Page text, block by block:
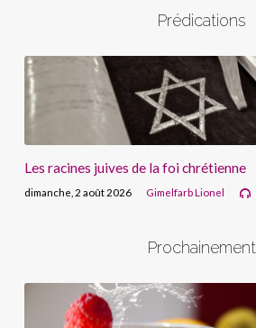
Prédications
Les racines juives de la foi chrétienne
dimanche, 2 août 2026 Gimelfarb Lionel
Prochainement